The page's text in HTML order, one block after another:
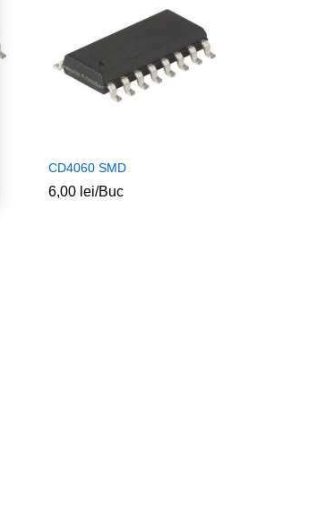
CD4060 SMD
6,00 lei/Buc